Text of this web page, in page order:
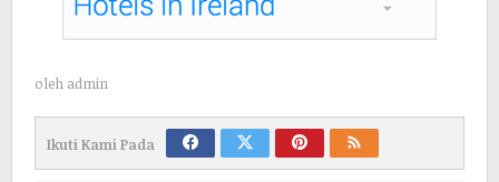
oleh admin
Ikuti Kami Pada